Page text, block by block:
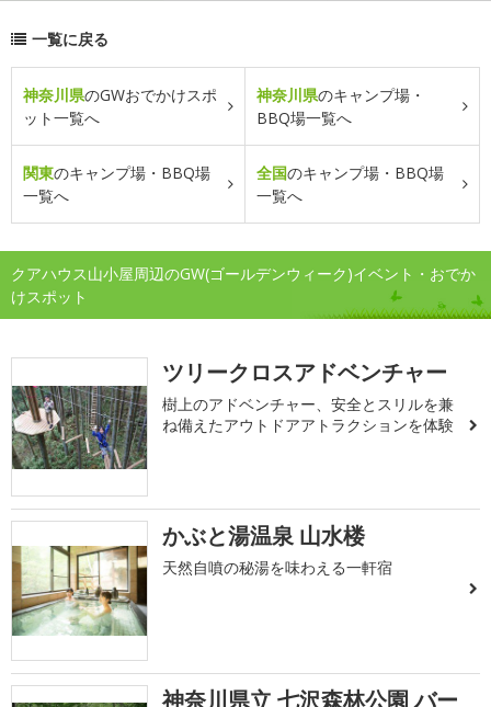
一覧に戻る
神奈川県のGWおでかけスポ
ット一覧へ
神奈川県のキャンプ場・
BBQ場一覧へ
関東のキャンプ場・BBQ場
一覧へ
全国のキャンプ場・BBQ場
一覧へ
クアハウス山小屋周辺のGW(ゴールデンウィーク)イベント・おでか
けスポット
ツリークロスアドベンチャー
樹上のアドベンチャー、安全とスリルを兼
ね備えたアウトドアアトラクションを体験
かぶと湯温泉 山水楼
天然自噴の秘湯を味わえる一軒宿
神奈川県立 七沢森林公園 バー